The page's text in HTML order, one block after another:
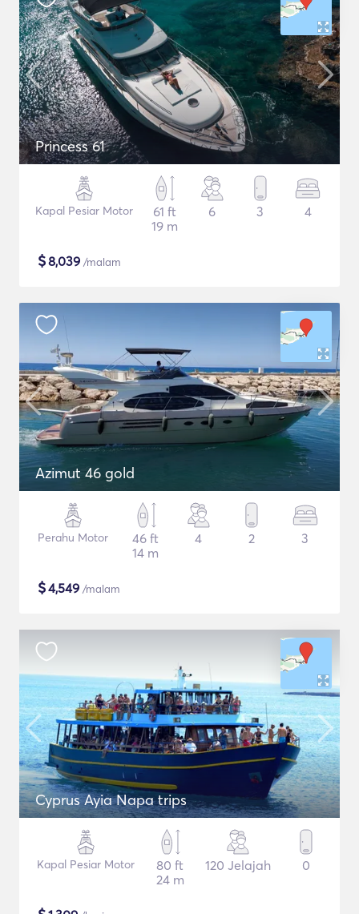
Princess 61
Kapal Pesiar Motor
61 ft
19 m
6 3 4
$8,039 /malam
Azimut 46 gold
Perahu Motor
46 ft
14 m
4 2 3
$4,549 /malam
Cyprus Ayia Napa trips
Kapal Pesiar Motor
80 ft
24 m
120 Jelajah 0